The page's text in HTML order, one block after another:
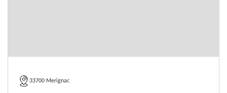
33700 Merignac